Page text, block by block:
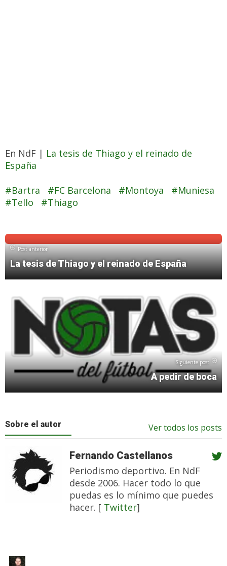
En NdF | La tesis de Thiago y el reinado de
España
Bartra FC Barcelona Montoya
Muniesa
Tello
Thiago
Post anterior
La tesis de Thiago y el reinado de España
Siguiente post
A pedir de boca
Sobre el autor Ver todos los posts
Fernando Castellanos
Periodismo deportivo. En NdF
desde 2006. Hacer todo lo que
puedas es lo mínimo que puedes
hacer. [ Twitter]